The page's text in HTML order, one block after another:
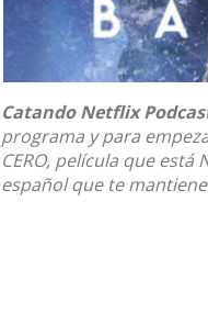
Catando Netflix
programa y para
CERO, película que
español que te